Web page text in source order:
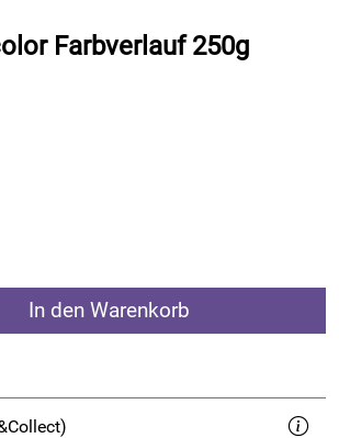
Farbverlauf 250g
In den Warenkorb